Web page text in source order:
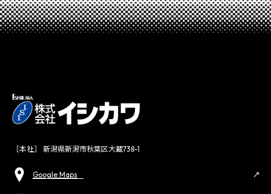
［本社］ 新潟県新潟市秋葉区大蔵738-1
Google Maps